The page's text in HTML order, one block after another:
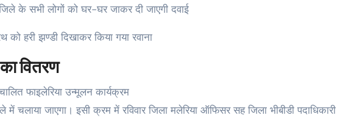
के सभी लोगों को घर-घर जाकर दी जाएगी दवाई
हरी झण्डी दिखाकर किया गया रवाना
वितरण
फाइलेरिया उन्मूलन कार्यक्रम
जाएगा। इसी क्रम में रविवार जिला मलेरिया ऑफिसर सह जिला भीबीडी पदाधिकारी